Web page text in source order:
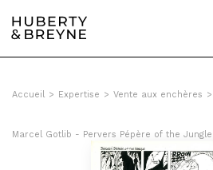
Accueil > Expertise > Vente aux enchères >
Marcel Gotlib - Pervers Pépère of the Jungle